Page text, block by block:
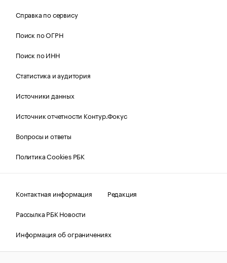
Справка по сервису
Поиск по ОГРН
Поиск по ИНН
Статистика и аудитория
Источники данных
Источник отчетности Контур.Фокус
Вопросы и ответы
Политика Cookies РБК
Контактная информация
Редакция
Рассылка РБК Новости
Информация об ограничениях
Правовая информация
О соблюдении авторских прав